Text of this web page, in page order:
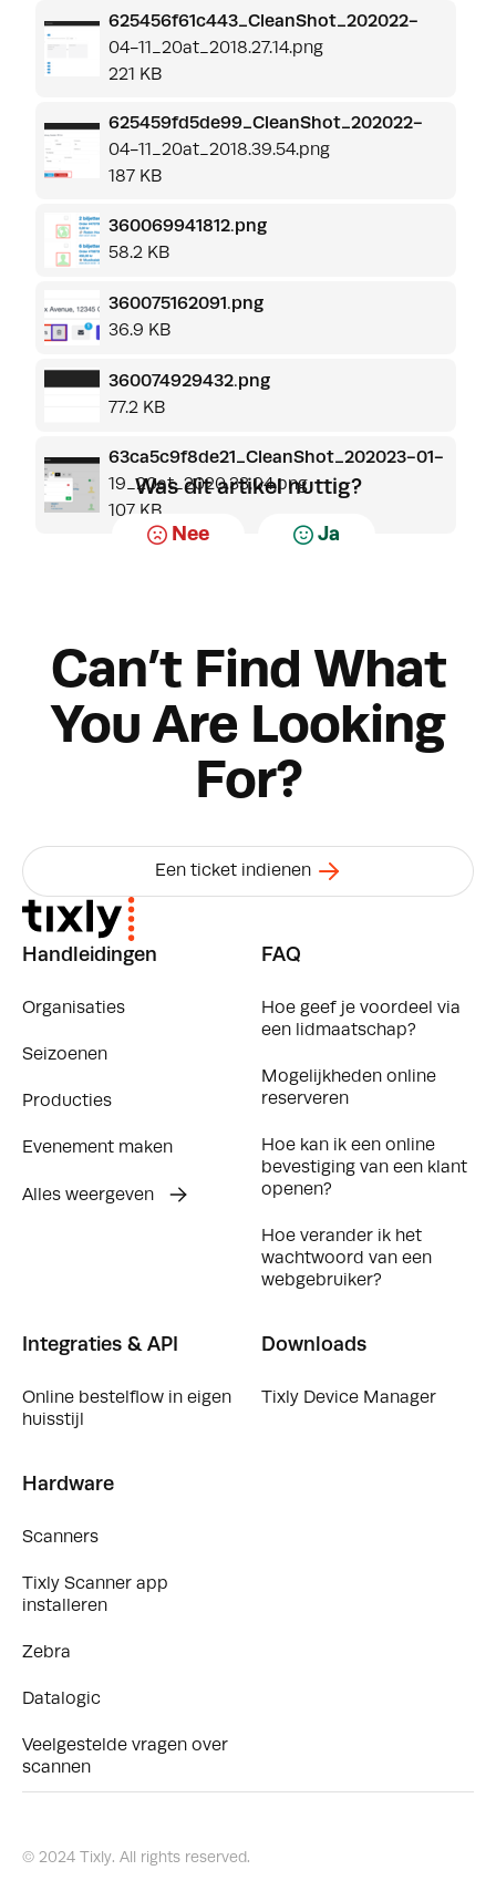
625456f61c443_CleanShot_202022-
04-11_20at_2018.27.14.png
221 KB
625459fd5de99_CleanShot_202022-
04-11_20at_2018.39.54.png
187 KB
360069941812.png
58.2 KB
360075162091.png
36.9 KB
360074929432.png
77.2 KB
63ca5c9f8de21_CleanShot_202023-01-
19_20at_2020.33.04.png
107 KB
Was dit artikel nuttig?
Nee Ja
Can’t Find What
You Are Looking
For?
Een ticket indienen
Handleidingen
Organisaties
Seizoenen
Producties
Evenement maken
Alles weergeven
FAQ
Hoe geef je voordeel via
een lidmaatschap?
Mogelijkheden online
reserveren
Hoe kan ik een online
bevestiging van een klant
openen?
Hoe verander ik het
wachtwoord van een
webgebruiker?
Integraties & API
Online bestelflow in eigen
huisstijl
Downloads
Tixly Device Manager
Hardware
Scanners
Tixly Scanner app
installeren
Zebra
Datalogic
Veelgestelde vragen over
scannen
© 2024 Tixly. All rights reserved.